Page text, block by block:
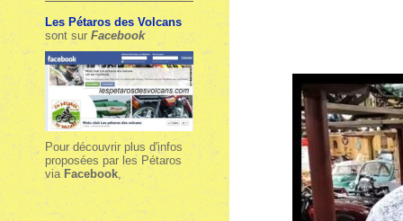
Les Pétaros des Volcans
sont surFacebook
Pour découvrir plus d'infos
proposées par les Pétaros
viaFacebook,